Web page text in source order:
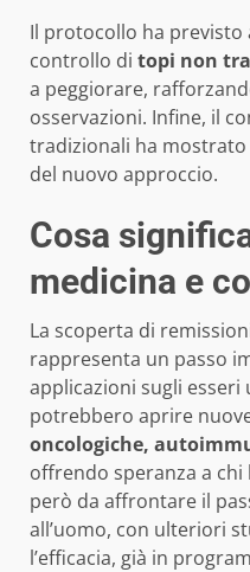
Il protocollo ha previsto
controllo di topi non
a peggiorare,
osservazioni. Infine, il
tradizionali ha
del nuovo approccio.
Cosa
medicina e
La scoperta di
rappresenta un passo
applicazioni sugli esseri
potrebbero aprire
oncologiche,
offrendo speranza a
però da affrontare il
all’uomo, con ulteriori
l’efficacia, già in